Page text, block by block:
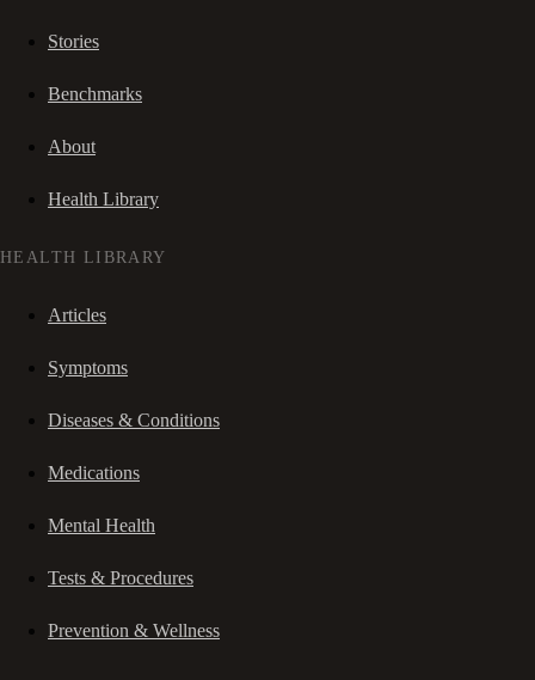
Stories
Benchmarks
About
Health Library
HEALTH LIBRARY
Articles
Symptoms
Diseases & Conditions
Medications
Mental Health
Tests & Procedures
Prevention & Wellness